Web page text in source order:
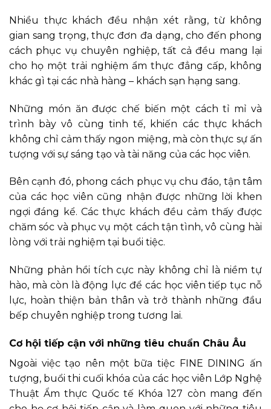
Nhiều thực khách đều nhận xét rằng, từ không
gian sang trọng, thực đơn đa dạng, cho đến phong
cách phục vụ chuyên nghiệp, tất cả đều mang lại
cho họ một trải nghiệm ẩm thực đẳng cấp, không
khác gì tại các nhà hàng – khách sạn hạng sang.
Những món ăn được chế biến một cách tỉ mỉ và
trình bày vô cùng tinh tế, khiến các thực khách
không chỉ cảm thấy ngon miệng, mà còn thực sự ấn
tượng với sự sáng tạo và tài năng của các học viên.
Bên cạnh đó, phong cách phục vụ chu đáo, tận tâm
của các học viên cũng nhận được những lời khen
ngợi đáng kể. Các thực khách đều cảm thấy được
chăm sóc và phục vụ một cách tận tình, vô cùng hài
lòng với trải nghiệm tại buổi tiệc.
Những phản hồi tích cực này không chỉ là niềm tự
hào, mà còn là động lực để các học viên tiếp tục nỗ
lực, hoàn thiện bản thân và trở thành những đầu
bếp chuyên nghiệp trong tương lai.
Cơ hội tiếp cận với những tiêu chuẩn Châu Âu
Ngoài việc tạo nên một bữa tiệc FINE DINING ấn
tượng, buổi thi cuối khóa của các học viên Lớp Nghệ
Thuật Ẩm thực Quốc tế Khóa 127 còn mang đến